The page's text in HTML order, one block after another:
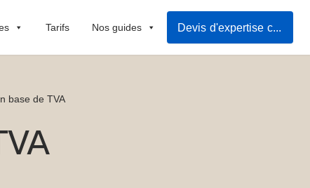
Tarifs Nos guides Devis d'expertise comptable
base de TVA